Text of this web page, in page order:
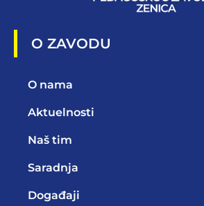
O ZAVODU
O nama
Aktuelnosti
Naš tim
Saradnja
Događaji